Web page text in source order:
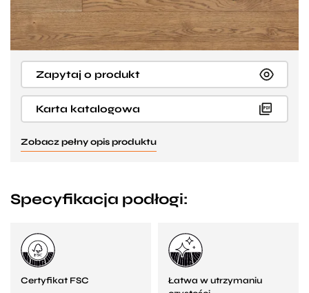
Zapytaj o produkt
Karta katalogowa
Zobacz pełny opis produktu
Specyfikacja podłogi:
Certyfikat FSC
Łatwa w utrzymaniu